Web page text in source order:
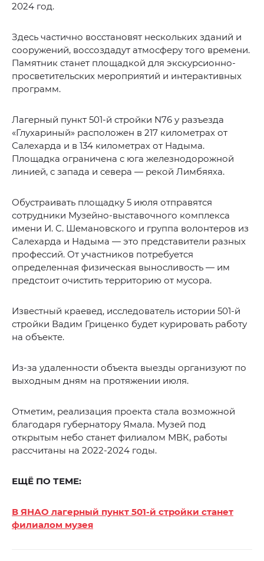
2024 год.
Здесь частично восстановят нескольких зданий и
сооружений, воссоздадут атмосферу того времени.
Памятник станет площадкой для экскурсионно-
просветительских мероприятий и интерактивных
программ.
Лагерный пункт 501-й стройки N76 у разъезда
«Глухариный» расположен в 217 километрах от
Салехарда и в 134 километрах от Надыма.
Площадка ограничена с юга железнодорожной
линией, с запада и севера — рекой Лимбяяха.
Обустраивать площадку 5 июля отправятся
сотрудники Музейно-выставочного комплекса
имени И. С. Шемановского и группа волонтеров из
Салехарда и Надыма — это представители разных
профессий. От участников потребуется
определенная физическая выносливость — им
предстоит очистить территорию от мусора.
Известный краевед, исследователь истории 501-й
стройки Вадим Гриценко будет курировать работу
на объекте.
Из-за удаленности объекта выезды организуют по
выходным дням на протяжении июля.
Отметим, реализация проекта стала возможной
благодаря губернатору Ямала. Музей под
открытым небо станет филиалом МВК, работы
рассчитаны на 2022-2024 годы.
ЕЩЁ ПО ТЕМЕ:
В ЯНАО лагерный пункт 501-й стройки станет
филиалом музея